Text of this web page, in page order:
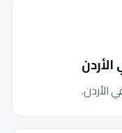
الأردن.